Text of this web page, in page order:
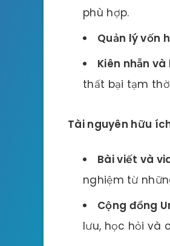
phù hợp.
Quản lý vốn
Kiên nhẫn
thất bại tạm
Tài nguyên hữu
Bài viết và
nghiệm từ
Cộng đồng
lưu, học hỏi và